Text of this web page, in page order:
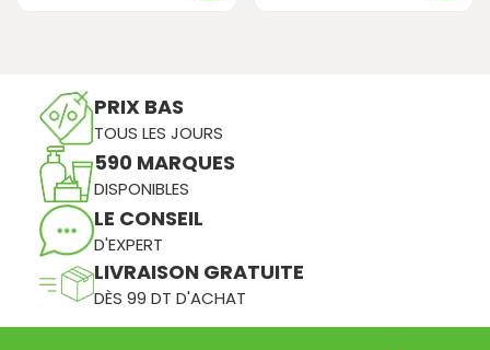
PRIX BAS
TOUS LES JOURS
590 MARQUES
DISPONIBLES
LE CONSEIL
D'EXPERT
LIVRAISON GRATUITE
DÈS 99 DT D'ACHAT